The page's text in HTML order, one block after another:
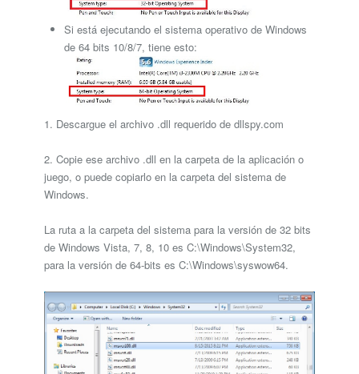
Si está ejecutando el sistema operativo de Windows
de 64 bits 10/8/7, tiene esto:
1. Descargue el archivo .dll requerido de dllspy.com
2. Copie ese archivo .dll en la carpeta de la aplicación o
juego, o puede copiarlo en la carpeta del sistema de
Windows.
La ruta a la carpeta del sistema para la versión de 32 bits
de Windows Vista, 7, 8, 10 es C:\Windows\System32,
para la versión de 64-bits es C:\Windows\syswow64.